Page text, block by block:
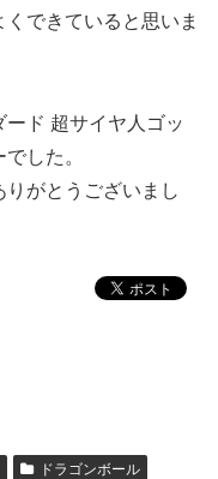
できていると思いま
ド 超サイヤ人ゴッ
した。
がとうございまし
ドラゴンボール